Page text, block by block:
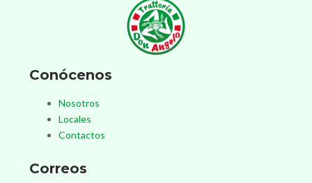
Conócenos
Nosotros
Locales
Contactos
Correos